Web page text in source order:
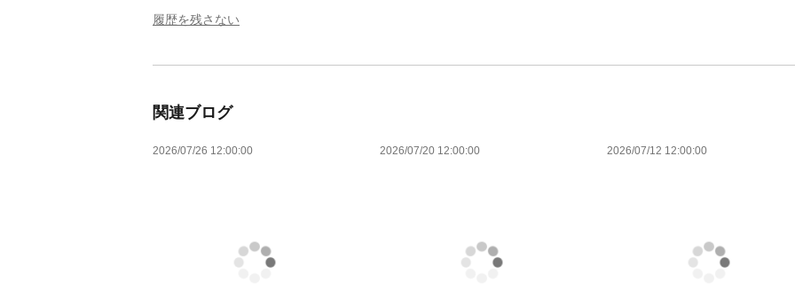
履歴を残さない
関連ブログ
2026/07/26 12:00:00 2026/07/20 12:00:00 2026/07/12 12:00:00